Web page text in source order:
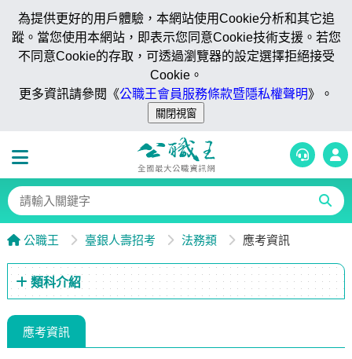
為提供更好的用戶體驗，本網站使用Cookie分析和其它追
蹤。當您使用本網站，即表示您同意Cookie技術支援。若您
不同意Cookie的存取，可透過瀏覽器的設定選擇拒絕接受
Cookie。
更多資訊請參閱《公職王會員服務條款暨隱私權聲明》。
公職王 臺銀人壽招考 法務類 應考資訊
類科介紹
應考資訊